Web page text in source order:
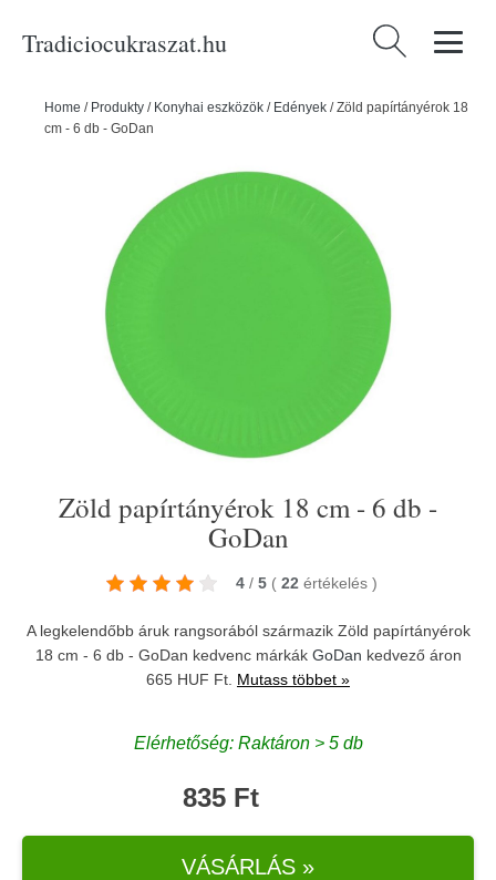
Tradiciocukraszat.hu Keresés:
Home / Produkty / Konyhai eszközök / Edények /Zöld papírtányérok 18
cm - 6 db - GoDan
Zöld papírtányérok 18 cm - 6 db -
GoDan
4 / 5 ( 22 értékelés )
A legkelendőbb áruk rangsorából származik Zöld papírtányérok
18 cm - 6 db - GoDan kedvenc márkák GoDan kedvező áron
665 HUF Ft. Mutass többet »
Elérhetőség: Raktáron > 5 db
835 Ft
VÁSÁRLÁS »